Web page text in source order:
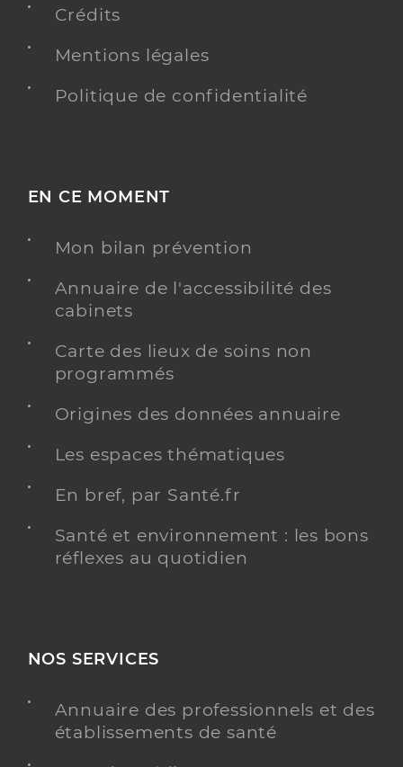
Crédits
Mentions légales
Politique de confidentialité
EN CE MOMENT
Mon bilan prévention
Annuaire de l'accessibilité des
cabinets
Carte des lieux de soins non
programmés
Origines des données annuaire
Les espaces thématiques
En bref, par Santé.fr
Santé et environnement : les bons
réflexes au quotidien
NOS SERVICES
Annuaire des professionnels et des
établissements de santé